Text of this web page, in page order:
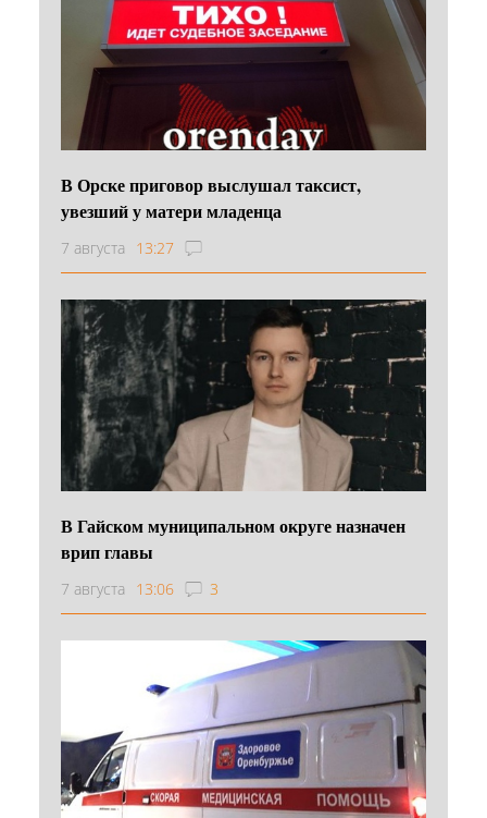
В Орске приговор выслушал таксист,
увезший у матери младенца
7 августа 13:27
В Гайском муниципальном округе назначен
врип главы
7 августа 13:06 3